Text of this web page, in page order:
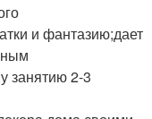
и фантазию;дает
занятию 2-3